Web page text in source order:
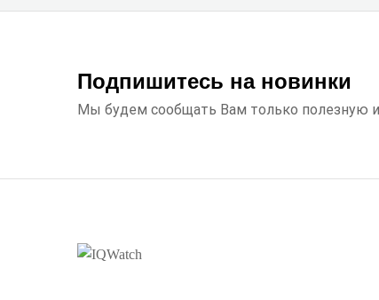
Подпишитесь на новинки
Мы будем сообщать Вам только полезную